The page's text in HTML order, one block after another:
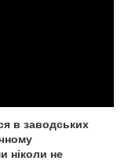
в заводських
ніколи не